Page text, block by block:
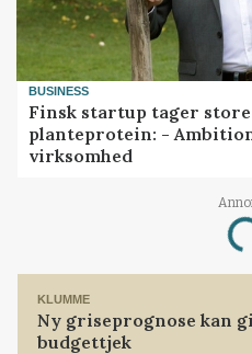
BUSINESS
Finsk startup tager
planteprotein: -
virksomhed
KLUMME
Ny griseprognose kan
budgettjek